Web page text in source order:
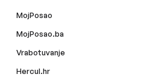
MojPosao
MojPosao.ba
Vrabotuvanje
Hercul.hr